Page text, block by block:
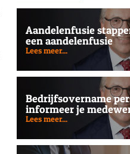
Aandelenfusie
een aandelenfusie
Lees meer...
Bedrijfsovername
informeer je
Lees meer...